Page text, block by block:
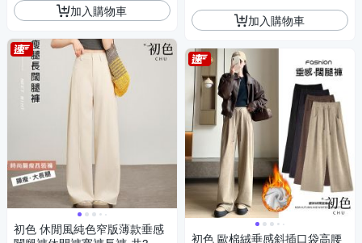
加入購物車
初色 休閒風純色窄版薄款垂感
加入購物車
初色 歐棉絨垂感斜插口袋高腰